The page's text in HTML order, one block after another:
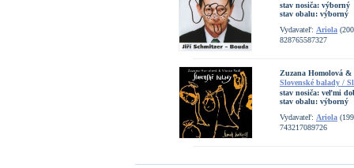
stav nosiča: výborný
stav obalu: výborný
Vydavateľ: Ariola
828765587327
Zuzana Homolová &
Slovenské balady /
stav nosiča: veľmi
stav obalu: výborný
Vydavateľ: Ariola
743217089726